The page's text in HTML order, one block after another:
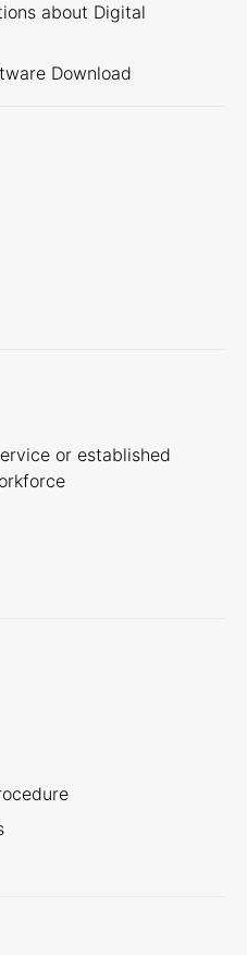
about Digital
Download
or established